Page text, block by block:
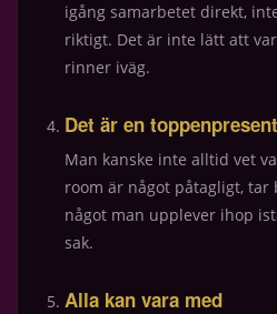
igång samarbetet direkt,
riktigt. Det är inte lätt att
rinner iväg.
Det är en toppenpresent
Man kanske inte alltid vet
room är något påtagligt, tar
något man upplever ihop
sak.
Alla kan vara med